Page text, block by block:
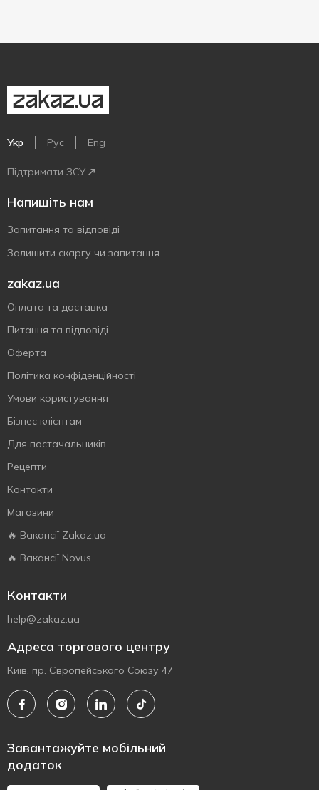
Укр Рус Eng
Підтримати ЗСУ
Напишіть нам
Запитання та відповіді
Залишити скаргу чи запитання
zakaz.ua
Оплата та доставка
Питання та відповіді
Оферта
Політика конфіденційності
Умови користування
Бізнес клієнтам
Для постачальників
Рецепти
Контакти
Магазини
🔥 Вакансії Zakaz.ua
🔥 Вакансії Novus
Контакти
help@zakaz.ua
Адреса торгового центру
Київ, пр. Європейського Союзу 47
Завантажуйте мобільний
додаток